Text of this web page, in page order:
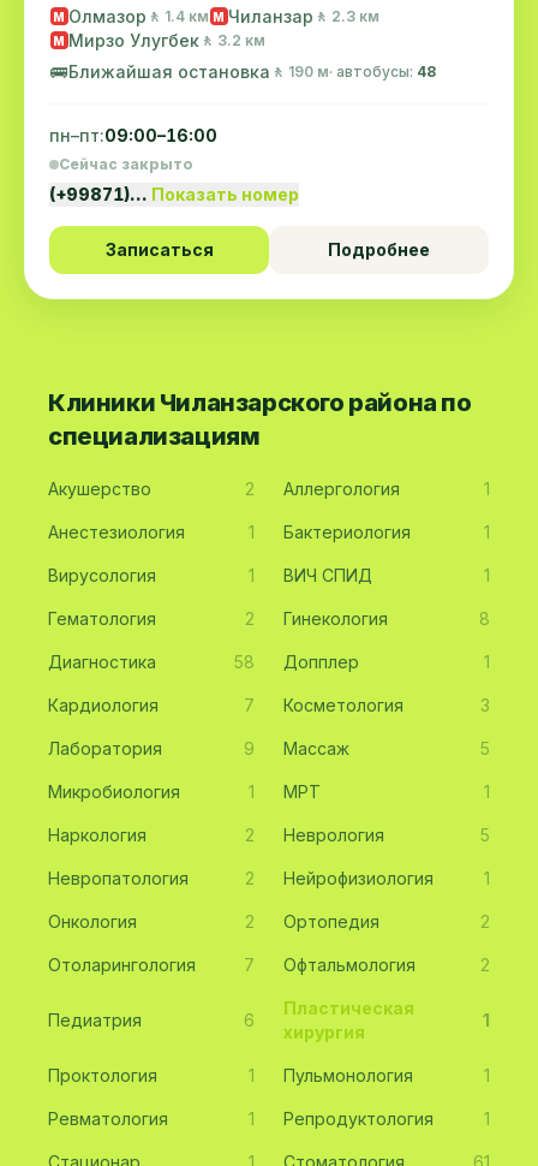
M Олмазор 🚶 1.4 км M Чиланзар 🚶 2.3 км
M Мирзо Улугбек 🚶 3.2 км
🚌Ближайшая остановка 🚶 190 м· автобусы: 48
пн–пт:09:00–16:00
Сейчас закрыто
(+99871)… Показать номер
Записаться Подробнее
Клиники Чиланзарского района по
специализациям
Акушерство 2 Аллергология 1
Анестезиология 1 Бактериология 1
Вирусология 1 ВИЧ СПИД 1
Гематология 2 Гинекология 8
Диагностика 58 Допплер 1
Кардиология 7 Косметология 3
Лаборатория 9 Массаж 5
Микробиология 1 МРТ 1
Наркология 2 Неврология 5
Невропатология 2 Нейрофизиология 1
Онкология 2 Ортопедия 2
Отоларингология 7 Офтальмология 2
Педиатрия 6
Пластическая
хирургия
1
Проктология 1 Пульмонология 1
Ревматология 1 Репродуктология 1
Стационар 1 Стоматология 61